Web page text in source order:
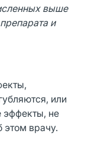
выше
и
или
эффекты, не
этом врачу.